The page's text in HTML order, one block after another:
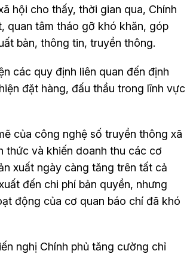
hội cho thấy, thời gian qua, Chính
quan tâm tháo gỡ khó khăn, góp
bản, thông tin, truyền thông.
các quy định liên quan đến định
đặt hàng, đấu thầu trong lĩnh vực
của công nghệ số truyền thông xã
thức và khiến doanh thu các cơ
xuất ngày càng tăng trên tất cả
đến chi phí bản quyền, nhưng
động của cơ quan báo chí đã khó
nghị Chính phủ tăng cường chỉ